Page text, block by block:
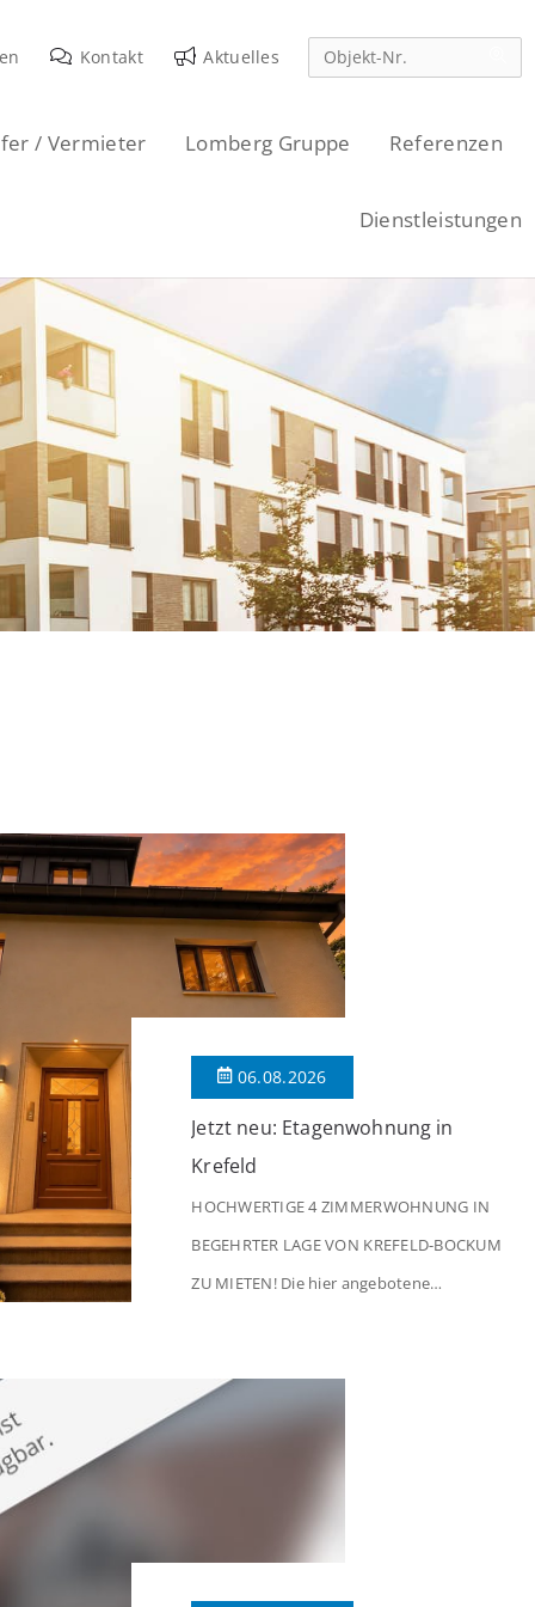
Kontakt Aktuelles
/ Vermieter Lomberg Gruppe Referenzen
Dienstleistungen
06.08.2026
Jetzt neu: Etagenwohnung in
Krefeld
HOCHWERTIGE 4 ZIMMERWOHNUNG IN
BEGEHRTER LAGE VON KREFELD-BOCKUM
ZU MIETEN! Die hier angebotene
in begehrter Wohnlage von Krefeld-Bockum.